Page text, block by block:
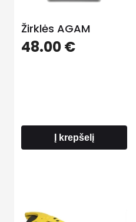
Žirklės AGAM
48.00€
Į krepšelį